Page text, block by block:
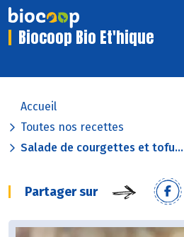
Biocoop Bio Et'hique
Accueil
Toutes nos recettes
Salade de courgettes et tofu...
Partager sur